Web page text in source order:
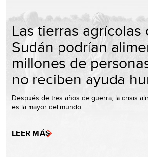
Las tierras agrícolas
Sudán podrían
millones de
no reciben ayuda
Después de tres años de guerra, la crisis
es la mayor del mundo
LEER MÁS